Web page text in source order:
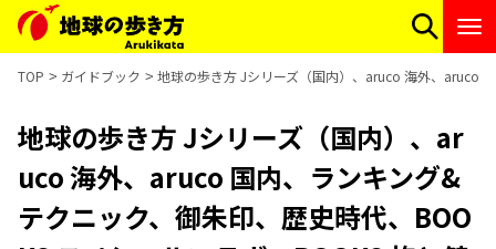
TOP ガイドブック 地球の歩き方 Jシリーズ（国内）、aruco 海外、aruco
地球の歩き方 Jシリーズ（国内）、ar
uco 海外、aruco 国内、ランキング&
テクニック、御朱印、歴史時代、BOO